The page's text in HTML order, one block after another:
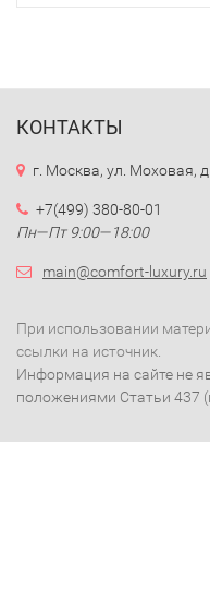
КОНТАКТЫ
г. Москва, ул. Моховая,
+7(499) 380-80-01
Пн—Пт 9:00—18:00
main@comfort-luxury.ru
При использовании
ссылки на источник.
Информация на сайте не
положениями Статьи 437